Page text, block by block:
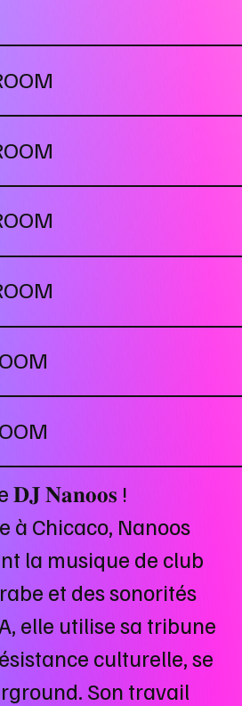
𝐃𝐉 𝐍𝐚𝐧𝐨𝐨𝐬 !
à Chicaco, Nanoos
la musique de club
et des sonorités
elle utilise sa tribune
culturelle, se
Son travail